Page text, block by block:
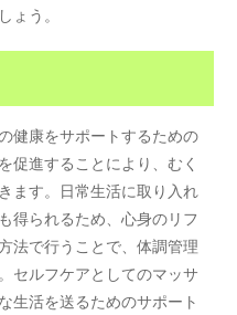
ょう。
健康をサポートするための
促進することにより、むく
ます。日常生活に取り入れ
得られるため、心身のリフ
法で行うことで、体調管理
セルフケアとしてのマッサ
生活を送るためのサポート